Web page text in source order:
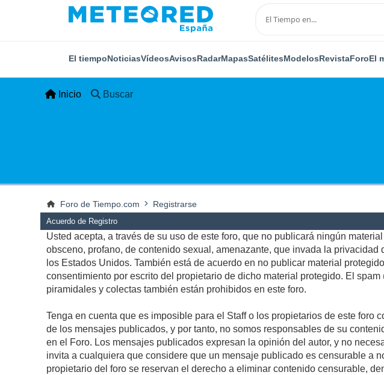
El tiempoNoticiasVídeosAvisosRadarMapasSatélitesModelosRevistaForoEl
Inicio Buscar
Foro de Tiempo.com Registrarse
Acuerdo de Registro
Usted acepta, a través de su uso de este foro, que no publicará ningún
obsceno, profano, de contenido sexual, amenazante, que invada la
los Estados Unidos. También está de acuerdo en no publicar material
consentimiento por escrito del propietario de dicho material protegido. El
piramidales y colectas también están prohibidos en este foro.
Tenga en cuenta que es imposible para el Staff o los propietarios de este
de los mensajes publicados, y por tanto, no somos responsables de su
en el Foro. Los mensajes publicados expresan la opinión del autor, y no
invita a cualquiera que considere que un mensaje publicado es censurable a
propietario del foro se reservan el derecho a eliminar contenido censurable,